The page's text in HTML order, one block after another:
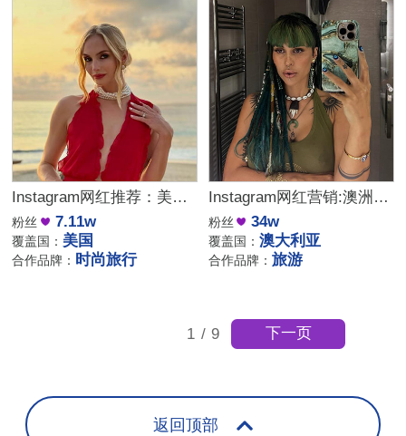
Instagram网红推荐：美国时尚旅行微型小博主
粉丝 7.11w
覆盖国： 美国
合作品牌： 时尚旅行
Instagram网红营销:澳洲旅游类博主适合带货拍摄器材和配件
粉丝 34w
覆盖国：澳大利亚
合作品牌：旅游
1 / 9 下一页
返回顶部